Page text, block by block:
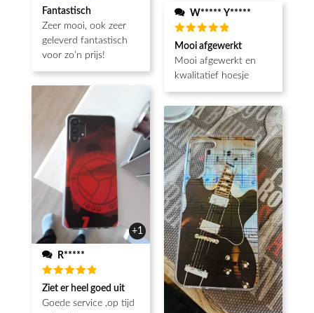
Beoordeeld
5 van de 5
Fantastisch
Zeer mooi, ook zeer
geleverd fantastisch
voor zo’n prijs!
+1
R*****
Beoordeeld
5van de 5
Ziet er heel goed uit
Goede service ,op tijd
W***** Y*****
Beoordeeld
5 van de 5
Mooi afgewerkt
Mooi afgewerkt en
kwalitatief hoesje